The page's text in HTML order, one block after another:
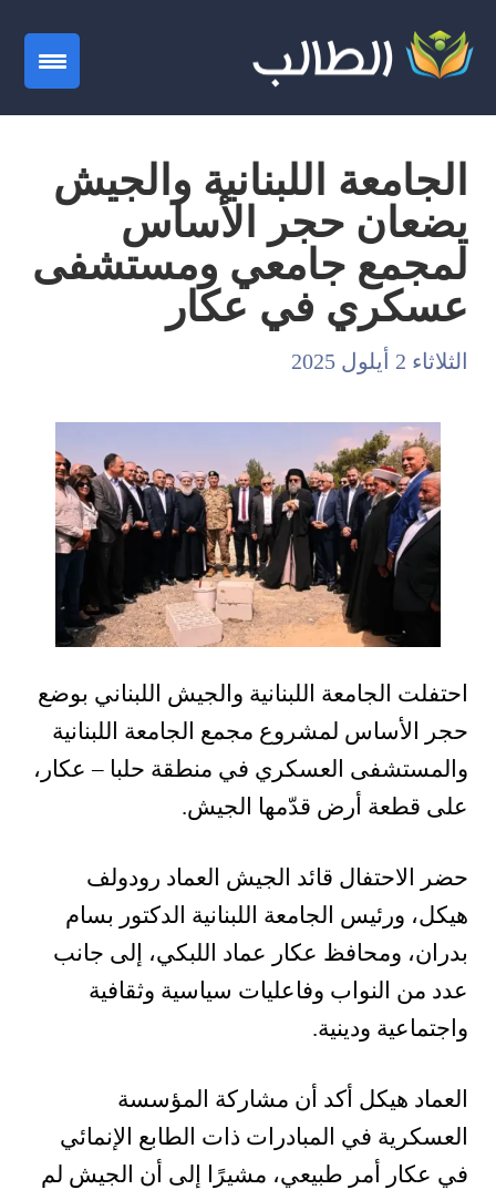
الجامعة اللبنانية والجيش
يضعان حجر الأساس
لمجمع جامعي ومستشفى
عسكري في عكار
الثلاثاء 2 أيلول 2025
احتفلت الجامعة اللبنانية والجيش اللبناني بوضع
حجر الأساس لمشروع مجمع الجامعة اللبنانية
والمستشفى العسكري في منطقة حلبا – عكار،
على قطعة أرض قدّمها الجيش.
حضر الاحتفال قائد الجيش العماد رودولف
هيكل، ورئيس الجامعة اللبنانية الدكتور بسام
بدران، ومحافظ عكار عماد اللبكي، إلى جانب
عدد من النواب وفاعليات سياسية وثقافية
واجتماعية ودينية.
العماد هيكل أكد أن مشاركة المؤسسة
العسكرية في المبادرات ذات الطابع الإنمائي
في عكار أمر طبيعي، مشيرًا إلى أن الجيش لم